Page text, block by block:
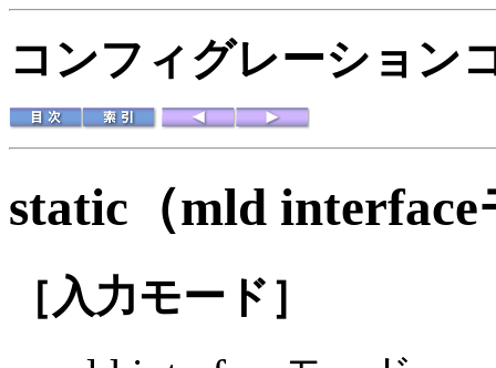
コンフィグレーション
static（mld
［入力モード］